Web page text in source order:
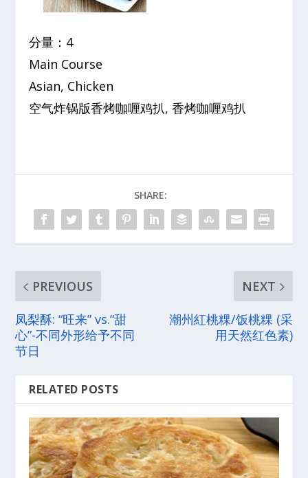
分量：4
Main Course
Asian, Chicken
空气炸锅版香烤咖喱鸡扒, 香烤咖喱鸡扒
SHARE:
PREVIOUS
凤梨酥: “旺来” vs.“甜
心”-不同外形给予不同
节日
NEXT
潮州紅桃粿/饭桃粿 (采
用天然红色素)
RELATED POSTS